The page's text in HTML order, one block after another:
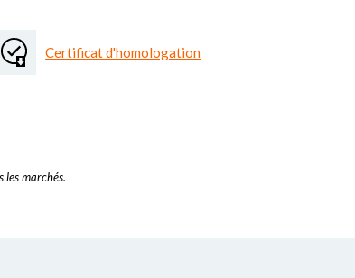
Certificat d'homologation
les marchés.